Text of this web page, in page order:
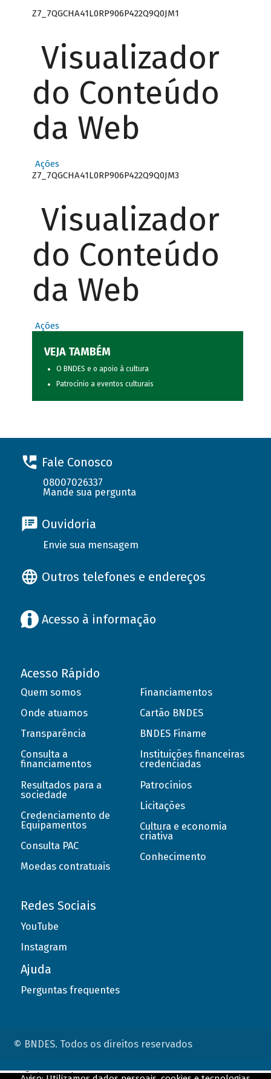
Z7_7QGCHA41L0RP906P422Q9Q0JM1
Visualizador
do Conteúdo
da Web
Ações
Z7_7QGCHA41L0RP906P422Q9Q0JM3
Visualizador
do Conteúdo
da Web
Ações
VEJA TAMBÉM
O BNDES e o apoio à cultura
Patrocínio a eventos culturais
Fale Conosco
08007026337
Mande sua pergunta
Ouvidoria
Envie sua mensagem
Outros telefones e endereços
Acesso à informação
Acesso Rápido
Quem somos
Onde atuamos
Transparência
Consulta a
financiamentos
Resultados para a
sociedade
Credenciamento de
Equipamentos
Consulta PAC
Moedas contratuais
Financiamentos
Cartão BNDES
BNDES Finame
Instituições financeiras
credenciadas
Patrocínios
Licitações
Cultura e economia
criativa
Conhecimento
Redes Sociais
YouTube
Instagram
Ajuda
Perguntas frequentes
© BNDES. Todos os direitos reservados
ConteÃºdo complementar